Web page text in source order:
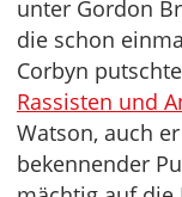
unter Gordon
die schon
Corbyn
Rassisten und
Watson, auch
bekennender